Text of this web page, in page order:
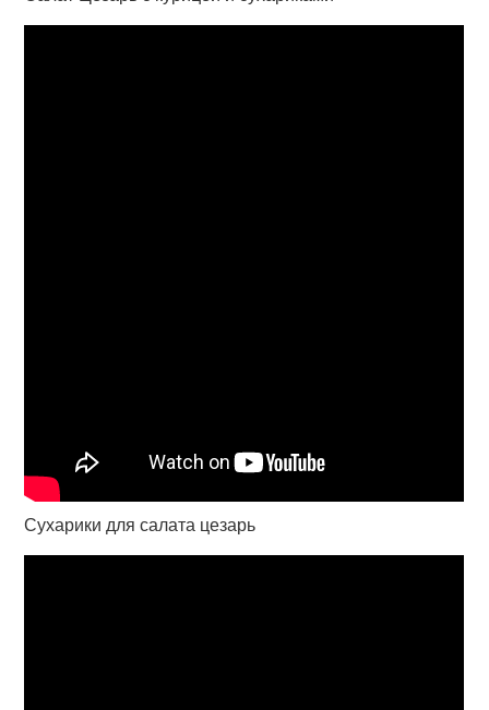
Сухарики для салата цезарь